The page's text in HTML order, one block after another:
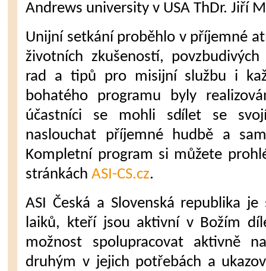
Andrews university v USA ThDr. Jiří
Unijní setkání proběhlo v příjemné
životních zkušeností,
rad a tipů pro misijní službu i
bohatého programu byly
účastníci se mohli sdílet se
naslouchat příjemné hudbě a
Kompletní program si můžete
stránkáchASI-CS.cz.
ASI Česká a Slovenská republika
laiků, kteří jsou aktivní v Božím
možnost spolupracovat aktivně
druhým v jejich potřebách a